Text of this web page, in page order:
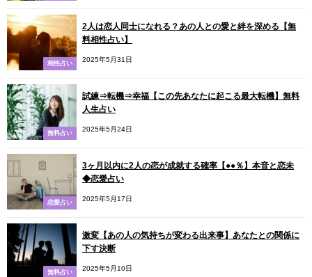
相性占い
2人は恋人同士になれる？あの人との愛と絆を深める【無
料相性占い】
2025年5月31日
無料占い
試練⇒転機⇒幸福【この先あなたに起こる最大転機】無料
人生占い
2025年5月24日
恋愛占い
3ヶ月以内に2人の恋が成就する確率【●●％】本音と恋未
◆恋愛占い
2025年5月17日
無料占い
激変【あの人の気持ちが変わる出来事】あなたとの関係に
下す決断
2025年5月10日